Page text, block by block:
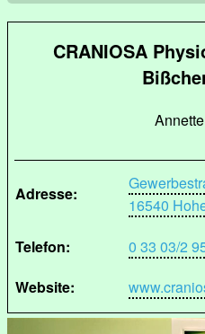
CRANIOSA
Adresse:
16540
Telefon:
0 33 03/2
Website: